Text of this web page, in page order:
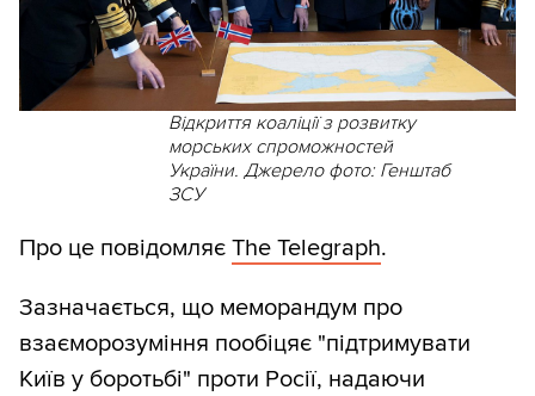
Відкриття коаліції з розвитку
морських спроможностей
України. Джерело фото: Генштаб
ЗСУ
Про це повідомляє The Telegraph.
Зазначається, що меморандум про
взаєморозуміння пообіцяє "підтримувати
Київ у боротьбі" проти Росії, надаючи